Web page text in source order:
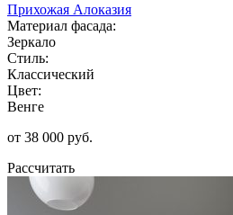
Прихожая Алоказия
Материал фасада:
Зеркало
Стиль:
Классический
Цвет:
Венге
от 38 000 руб.
Рассчитать